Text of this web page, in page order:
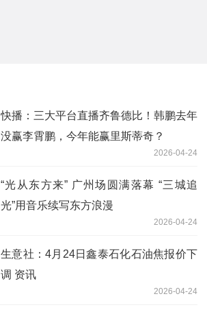
快播：三大平台直播齐鲁德比！韩鹏去年
没赢李霄鹏，今年能赢里斯蒂奇？
2026-04-24
“光从东方来” 广州场圆满落幕 “三城追
光”用音乐续写东方浪漫
2026-04-24
生意社：4月24日鑫泰石化石油焦报价下
调 资讯
2026-04-24